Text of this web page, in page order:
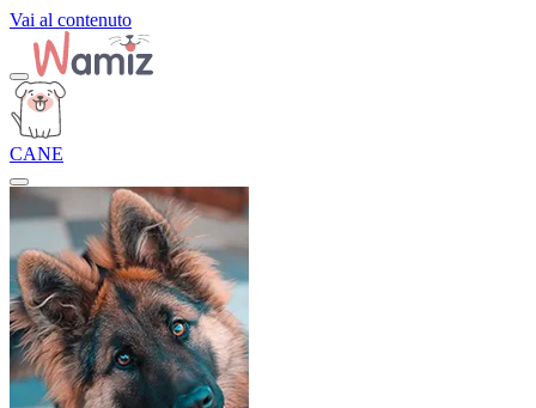
Vai al contenuto
CANE